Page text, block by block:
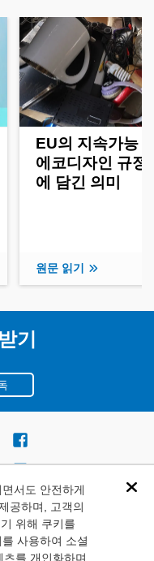
서도 안전하게
공하며, 고객의
위해 쿠키를
사용하여 소셜
를 개인화하며
EU의 지속가능
에코디자인 규정
에 담긴 의미
원문 읽기
기